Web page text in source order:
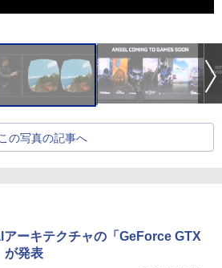
の写真の記事へ
アーキテクチャの「GeForce GTX
が発表